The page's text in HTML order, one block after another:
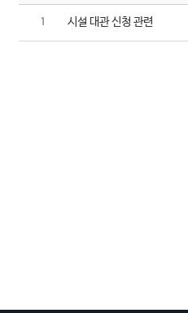
1 시설 대관 신청 관련